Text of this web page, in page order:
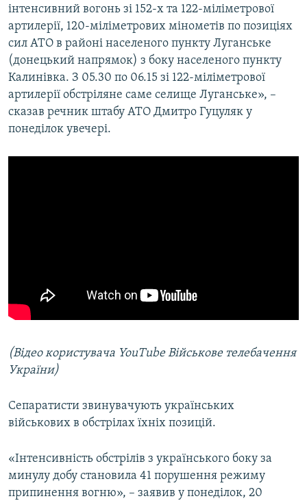
Усі сайти RFE/RL
інтенсивний вогонь зі 152-х та 122-міліметрової
артилерії, 120-міліметрових мінометів по позиціях
сил АТО в районі населеного пункту Луганське
(донецький напрямок) з боку населеного пункту
Калинівка. З 05.30 по 06.15 зі 122-міліметрової
артилерії обстріляне саме селище Луганське», –
сказав речник штабу АТО Дмитро Гуцуляк у
понеділок увечері.
(Відео користувача YouTube Військове телебачення
України)
Сепаратисти звинувачують українських
військових в обстрілах їхніх позицій.
«Інтенсивність обстрілів з українського боку за
минулу добу становила 41 порушення режиму
припинення вогню», – заявив у понеділок, 20